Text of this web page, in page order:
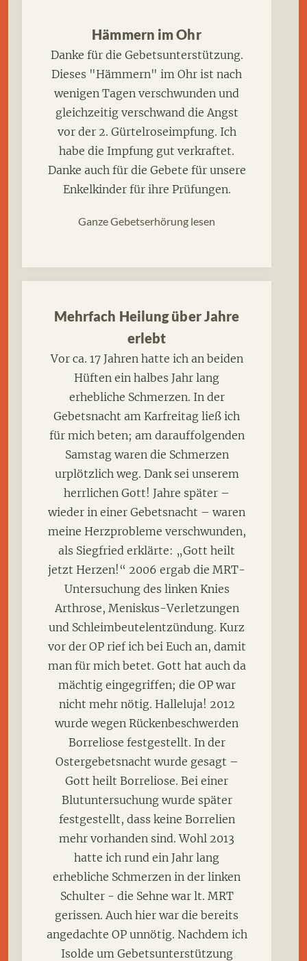
Hämmern im Ohr
Danke für die Gebetsunterstützung.
Dieses "Hämmern" im Ohr ist nach
wenigen Tagen verschwunden und
gleichzeitig verschwand die Angst
vor der 2. Gürtelroseimpfung. Ich
habe die Impfung gut verkraftet.
Danke auch für die Gebete für unsere
Enkelkinder für ihre Prüfungen.
Ganze Gebetserhörung lesen
Mehrfach Heilung über Jahre
erlebt
Vor ca. 17 Jahren hatte ich an beiden
Hüften ein halbes Jahr lang
erhebliche Schmerzen. In der
Gebetsnacht am Karfreitag ließ ich
für mich beten; am darauffolgenden
Samstag waren die Schmerzen
urplötzlich weg. Dank sei unserem
herrlichen Gott! Jahre später –
wieder in einer Gebetsnacht – waren
meine Herzprobleme verschwunden,
als Siegfried erklärte: „Gott heilt
jetzt Herzen!“ 2006 ergab die MRT-
Untersuchung des linken Knies
Arthrose, Meniskus-Verletzungen
und Schleimbeutelentzündung. Kurz
vor der OP rief ich bei Euch an, damit
man für mich betet. Gott hat auch da
mächtig eingegriffen; die OP war
nicht mehr nötig. Halleluja! 2012
wurde wegen Rückenbeschwerden
Borreliose festgestellt. In der
Ostergebetsnacht wurde gesagt –
Gott heilt Borreliose. Bei einer
Blutuntersuchung wurde später
festgestellt, dass keine Borrelien
mehr vorhanden sind. Wohl 2013
hatte ich rund ein Jahr lang
erhebliche Schmerzen in der linken
Schulter - die Sehne war lt. MRT
gerissen. Auch hier war die bereits
angedachte OP unnötig. Nachdem ich
Isolde um Gebetsunterstützung